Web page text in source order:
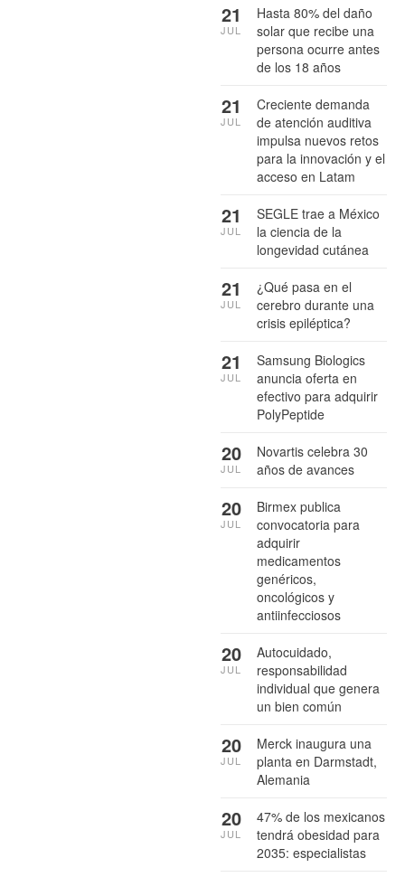
Hasta 80% del daño
solar que recibe una
persona ocurre antes
de los 18 años
21
JUL
Creciente demanda
de atención auditiva
impulsa nuevos retos
para la innovación y el
acceso en Latam
21
JUL
SEGLE trae a México
la ciencia de la
longevidad cutánea
21
JUL
¿Qué pasa en el
cerebro durante una
crisis epiléptica?
21
JUL
Samsung Biologics
anuncia oferta en
efectivo para adquirir
PolyPeptide
21
JUL
Novartis celebra 30
años de avances
20
JUL
Birmex publica
convocatoria para
adquirir
medicamentos
genéricos,
oncológicos y
antiinfecciosos
20
JUL
Autocuidado,
responsabilidad
individual que genera
un bien común
20
JUL
Merck inaugura una
planta en Darmstadt,
Alemania
20
JUL
47% de los mexicanos
tendrá obesidad para
2035: especialistas
20
JUL